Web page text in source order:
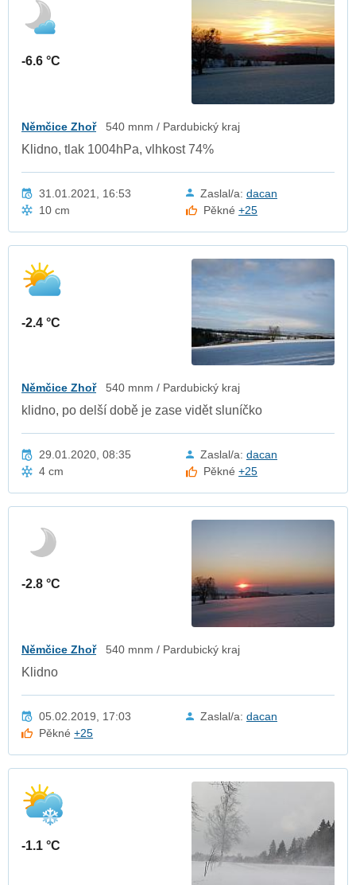
-6.6 °C
Němčice Zhoř 540 mnm / Pardubický kraj
Klidno, tlak 1004hPa, vlhkost 74%
31.01.2021, 16:53 Zaslal/a: dacan
10 cm
Pěkné+25
-2.4 °C
Němčice Zhoř 540 mnm / Pardubický kraj
klidno, po delší době je zase vidět sluníčko
29.01.2020, 08:35 Zaslal/a: dacan
4 cm
Pěkné+25
-2.8 °C
Němčice Zhoř 540 mnm / Pardubický kraj
Klidno
05.02.2019, 17:03 Zaslal/a: dacan
Pěkné+25
-1.1 °C